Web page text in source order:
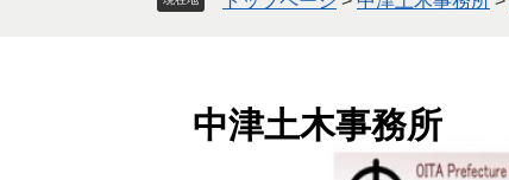
中津土木事務所